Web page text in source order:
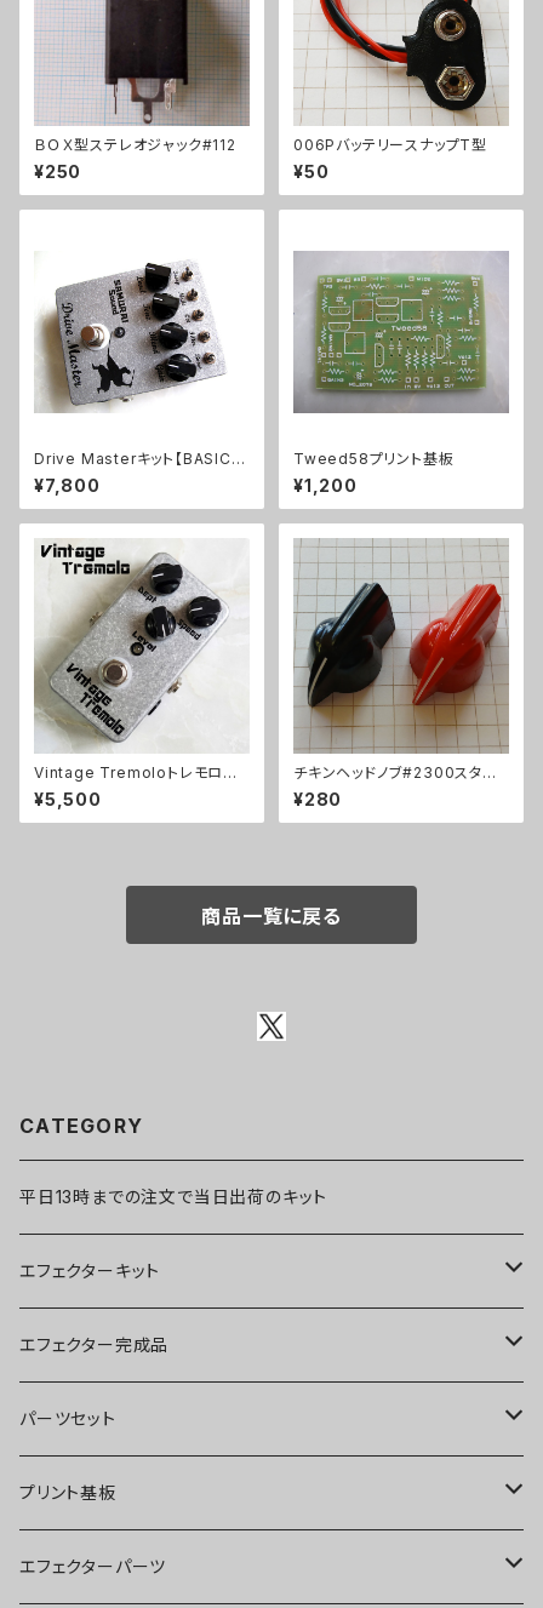
ＢＯＸ型ステレオジャック#112
¥250
006PバッテリースナップT型
¥50
Drive Masterキット【BASIC K
IT】
¥7,800
Tweed58プリント基板
¥1,200
Vintage Tremoloトレモロキッ
ト
¥5,500
チキンヘッドノブ#2300スタイ
ル
¥280
商品一覧に戻る
CATEGORY
平日13時までの注文で当日出荷のキット
エフェクターキット
ブースター
オーバードライブ
ディストーション
ファズ
エフェクター完成品
ブースター
オーバードライブ
ディストーション
パーツセット
ブースター
オーバードライブ
プリント基板
オーバードライブ
エフェクターパーツ